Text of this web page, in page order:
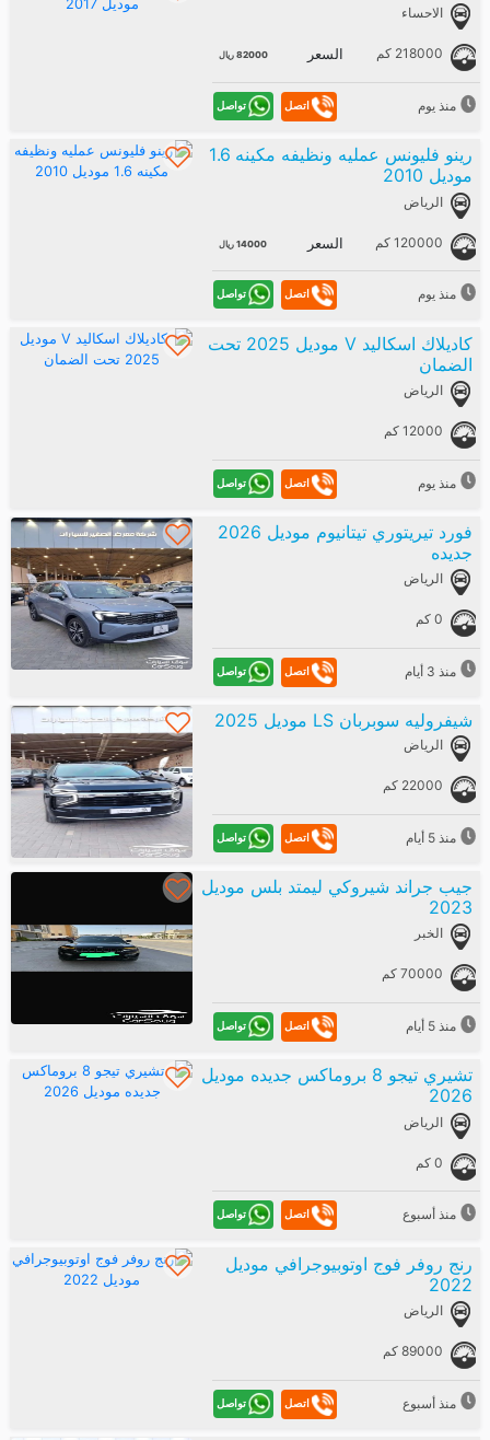
الاحساء
218000 كم السعر 82000 ريال
منذ يوم اتصل تواصل
رينو فليونس عمليه ونظيفه مكينه 1.6
موديل 2010
الرياض
120000 كم السعر 14000 ريال
منذ يوم اتصل تواصل
كاديلاك اسكاليد V موديل 2025 تحت
الضمان
الرياض
12000 كم
منذ يوم اتصل تواصل
فورد تيريتوري تيتانيوم موديل 2026
جديده
الرياض
0 كم
منذ 3 أيام اتصل تواصل
شيفروليه سوبربان LS موديل 2025
الرياض
22000 كم
منذ 5 أيام اتصل تواصل
جيب جراند شيروكي ليمتد بلس موديل
2023
الخبر
70000 كم
منذ 5 أيام اتصل تواصل
تشيري تيجو 8 بروماكس جديده موديل
2026
الرياض
0 كم
منذ أسبوع اتصل تواصل
رنج روفر فوج اوتوبيوجرافي موديل
2022
الرياض
89000 كم
منذ أسبوع اتصل تواصل